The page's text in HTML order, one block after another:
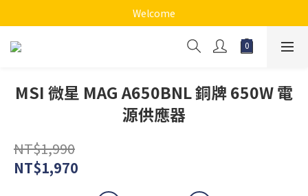
Welcome
MSI 微星 MAG A650BNL 銅牌 650W 電
源供應器
NT$1,990
NT$1,970